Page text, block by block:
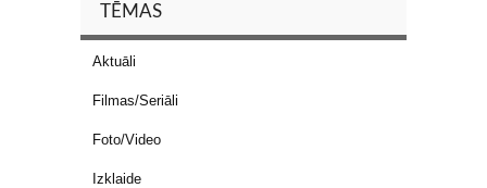
TĒMAS
Aktuāli
Filmas/Seriāli
Foto/Video
Izklaide